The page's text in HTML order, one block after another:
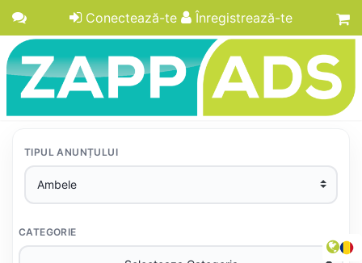
Conectează-te Înregistrează-te
TIPUL ANUNȚULUI
CATEGORIE